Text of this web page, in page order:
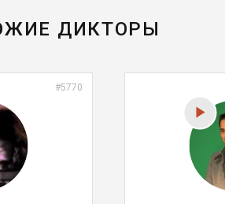
ДИКТОРЫ
#5770